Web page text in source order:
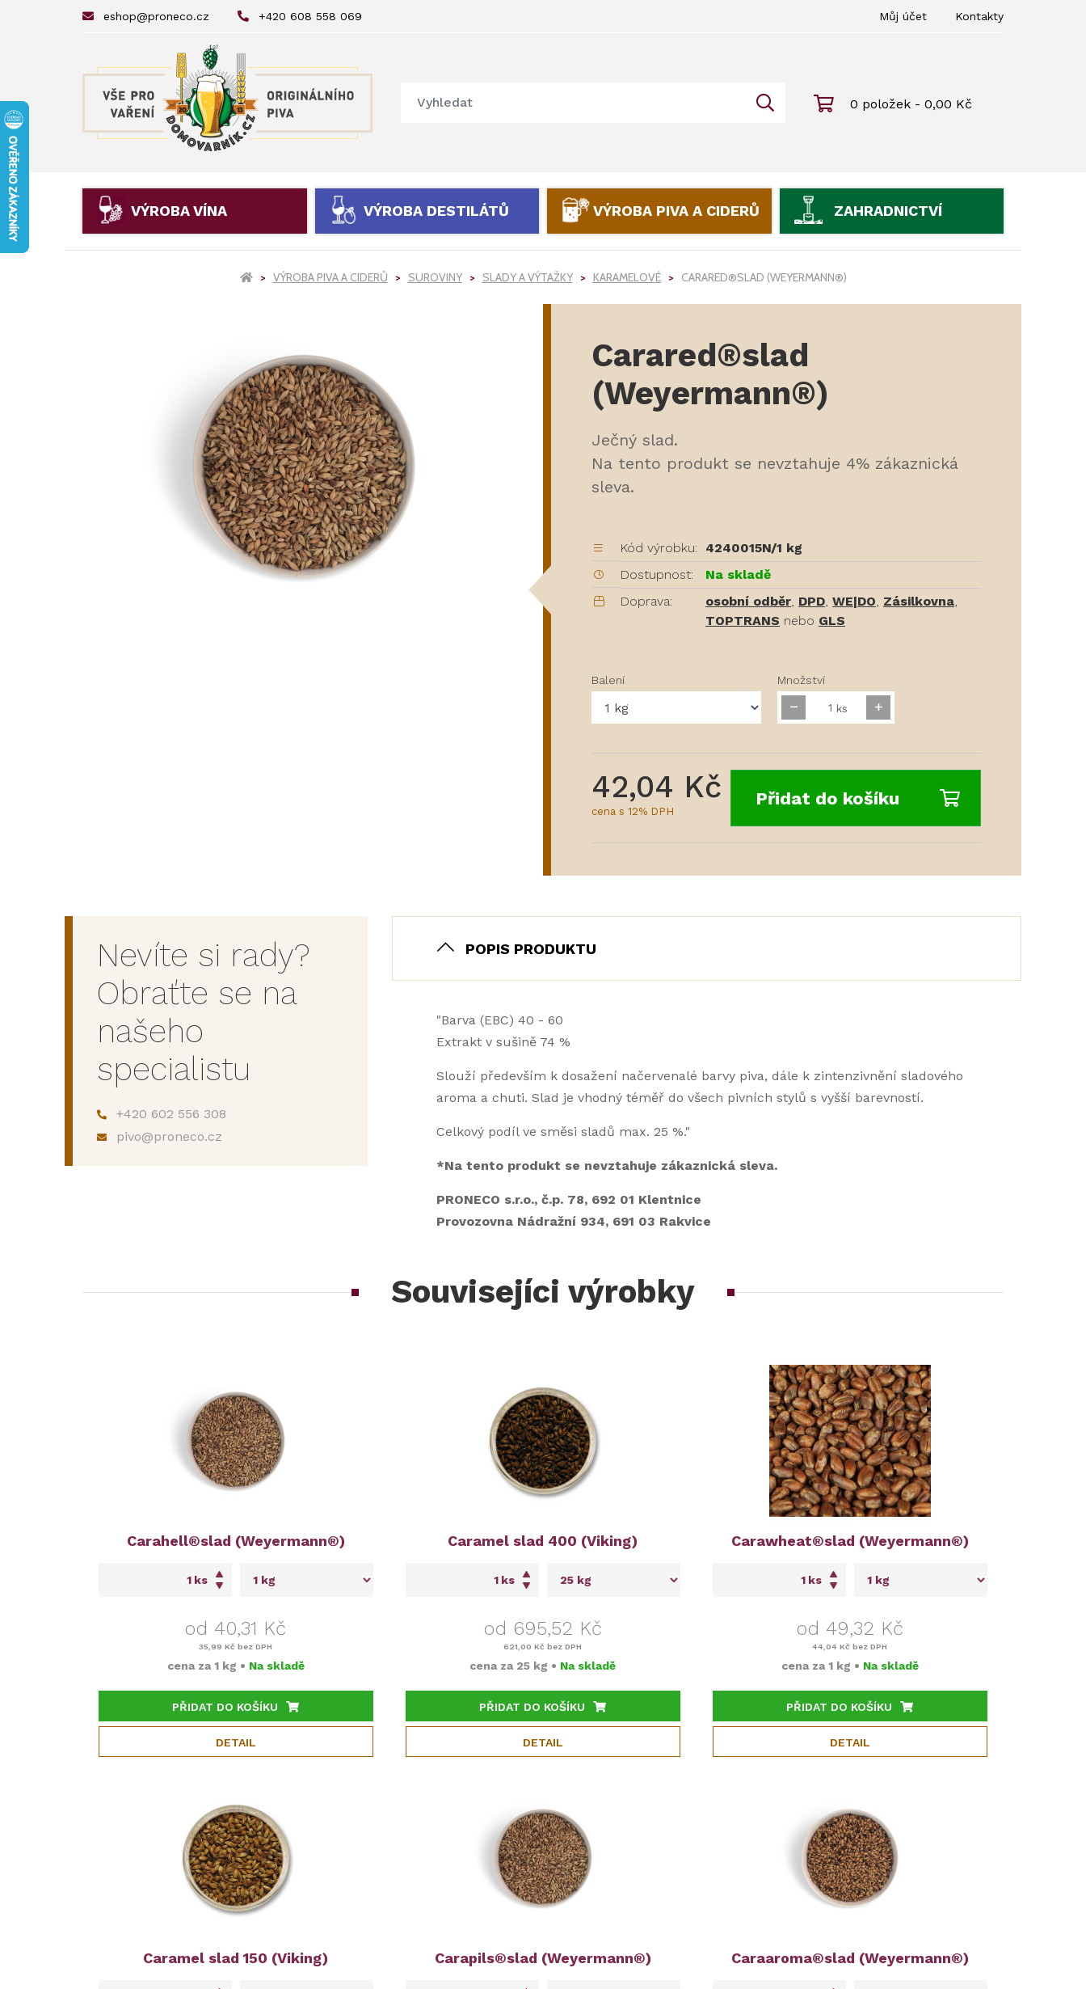
eshop@proneco.cz +420 608 558 069 Můj účet Kontakty
0 položek - 0,00 Kč
VÝROBA VÍNA VÝROBA DESTILÁTŮ VÝROBA PIVA A CIDERŮ ZAHRADNICTVÍ
VÝROBA PIVA A CIDERŮ SUROVINY SLADY A VÝTAŽKY KARAMELOVÉ CARARED®SLAD (WEYERMANN®)
Carared®slad
(Weyermann®)
Ječný slad.
Na tento produkt se nevztahuje 4% zákaznická
sleva.
Kód výrobku:
4240015N/1 kg
Dostupnost:
Na skladě
Doprava:
osobní odběr, DPD, WE|DO, Zásilkovna,
TOPTRANS nebo GLS
Balení Množství
ks
42,04 Kč
cena s 12% DPH
Přidat do košíku
Nevíte si rady?
Obraťte se na
našeho
specialistu
+420 602 556 308
pivo@proneco.cz
POPIS PRODUKTU
"Barva (EBC) 40 - 60
Extrakt v sušině 74 %
Slouží především k dosažení načervenalé barvy piva, dále k zintenzivnění sladového
aroma a chuti. Slad je vhodný téměř do všech pivních stylů s vyšší barevností.
Celkový podíl ve směsi sladů max. 25 %."
*Na tento produkt se nevztahuje zákaznická sleva.
PRONECO s.r.o., č.p. 78, 692 01 Klentnice
Provozovna Nádražní 934, 691 03 Rakvice
Souvisejíci výrobky
Carahell®slad (Weyermann®)
ks
od 40,31 Kč
35,99 Kč bez DPH
cena za 1 kg • Na skladě
PŘIDAT DO KOŠÍKU
DETAIL
Caramel slad 400 (Viking)
ks
od 695,52 Kč
621,00 Kč bez DPH
cena za 25 kg • Na skladě
PŘIDAT DO KOŠÍKU
DETAIL
Carawheat®slad (Weyermann®)
ks
od 49,32 Kč
44,04 Kč bez DPH
cena za 1 kg • Na skladě
PŘIDAT DO KOŠÍKU
DETAIL
Caramel slad 150 (Viking) Carapils®slad (Weyermann®) Caraaroma®slad (Weyermann®)